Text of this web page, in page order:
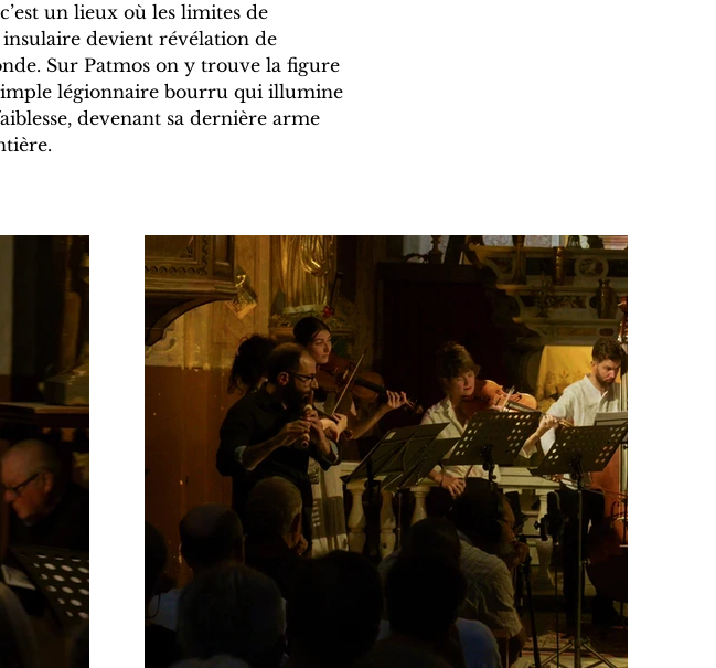
un lieux où les limites de
insulaire devient révélation de
Sur Patmos on y trouve la figure
légionnaire bourru qui illumine
devenant sa dernière arme